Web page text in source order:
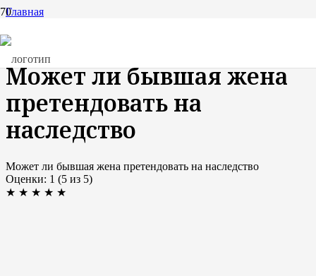
Главная
Может ли бывшая жена претендовать на наследство
Может ли бывшая жена
претендовать на
наследство
Может ли бывшая жена претендовать на наследство
Оценки: 1 (5 из 5)
★ ★ ★ ★ ★